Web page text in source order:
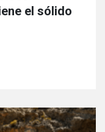
el sólido